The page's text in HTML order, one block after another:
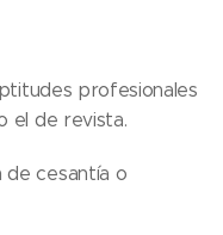
profesionales
el de revista.
de cesantía o